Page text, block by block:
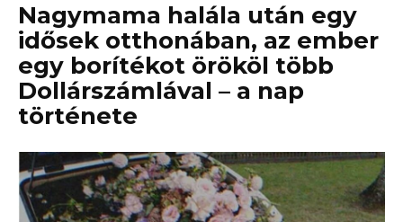
Nagymama halála után egy
idősek otthonában, az ember
egy borítékot örököl több
Dollárszámlával – a nap
története